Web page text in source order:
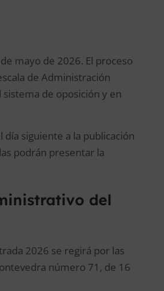
mayo de 2026. El proceso
de Administración
de oposición y en
siguiente a la publicación
podrán presentar la
del
2026 se regirá por las
número 71, de 16